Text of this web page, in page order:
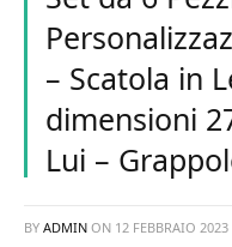
– Scatola in
dimensioni
Lui –
BY ADMIN ON 12 FEBBRAIO 2023